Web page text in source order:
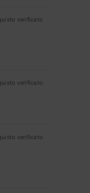
verificato
verificato
verificato